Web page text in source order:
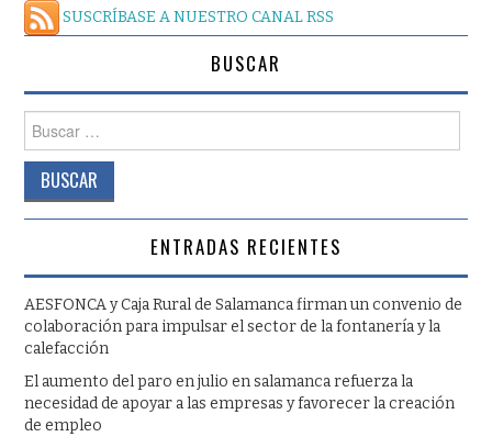
SUSCRÍBASE A NUESTRO CANAL RSS
BUSCAR
ENTRADAS RECIENTES
AESFONCA y Caja Rural de Salamanca firman un convenio de
colaboración para impulsar el sector de la fontanería y la
calefacción
El aumento del paro en julio en salamanca refuerza la
necesidad de apoyar a las empresas y favorecer la creación
de empleo